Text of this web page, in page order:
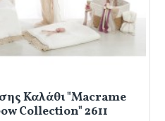
Καλάθι "Macrame
Collection" 2611